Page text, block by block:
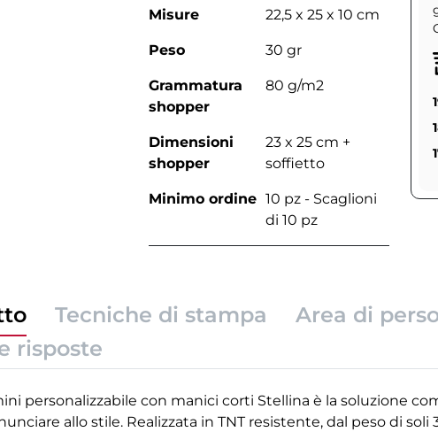
Misure 22,5 x 25 x 10 cm
Peso 30 gr
Grammatura
shopper
80 g/m2
Dimensioni
shopper
23 x 25 cm +
soffietto
Minimo ordine 10 pz - Scaglioni
di 10 pz
Tecniche di stampa
Area di
risposte
personalizzabile con manici corti Stellina è la soluzione
allo stile. Realizzata in TNT resistente, dal peso di